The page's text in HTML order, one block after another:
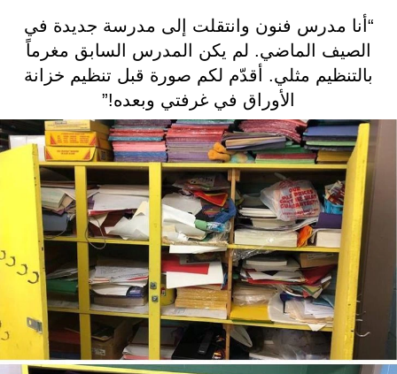
“أنا مدرس فنون وانتقلت إلى مدرسة جديدة في
الصيف الماضي. لم يكن المدرس السابق مغرماً
بالتنظيم مثلي. أقدّم لكم صورة قبل تنظيم خزانة
الأوراق في غرفتي وبعده!”